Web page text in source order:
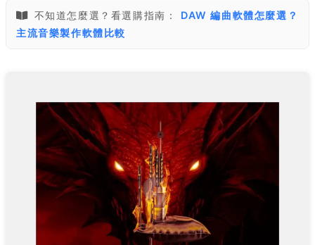
不知道怎麼選？看選購指南：
DAW 編曲軟體怎麼選？
主流音樂製作軟體比較